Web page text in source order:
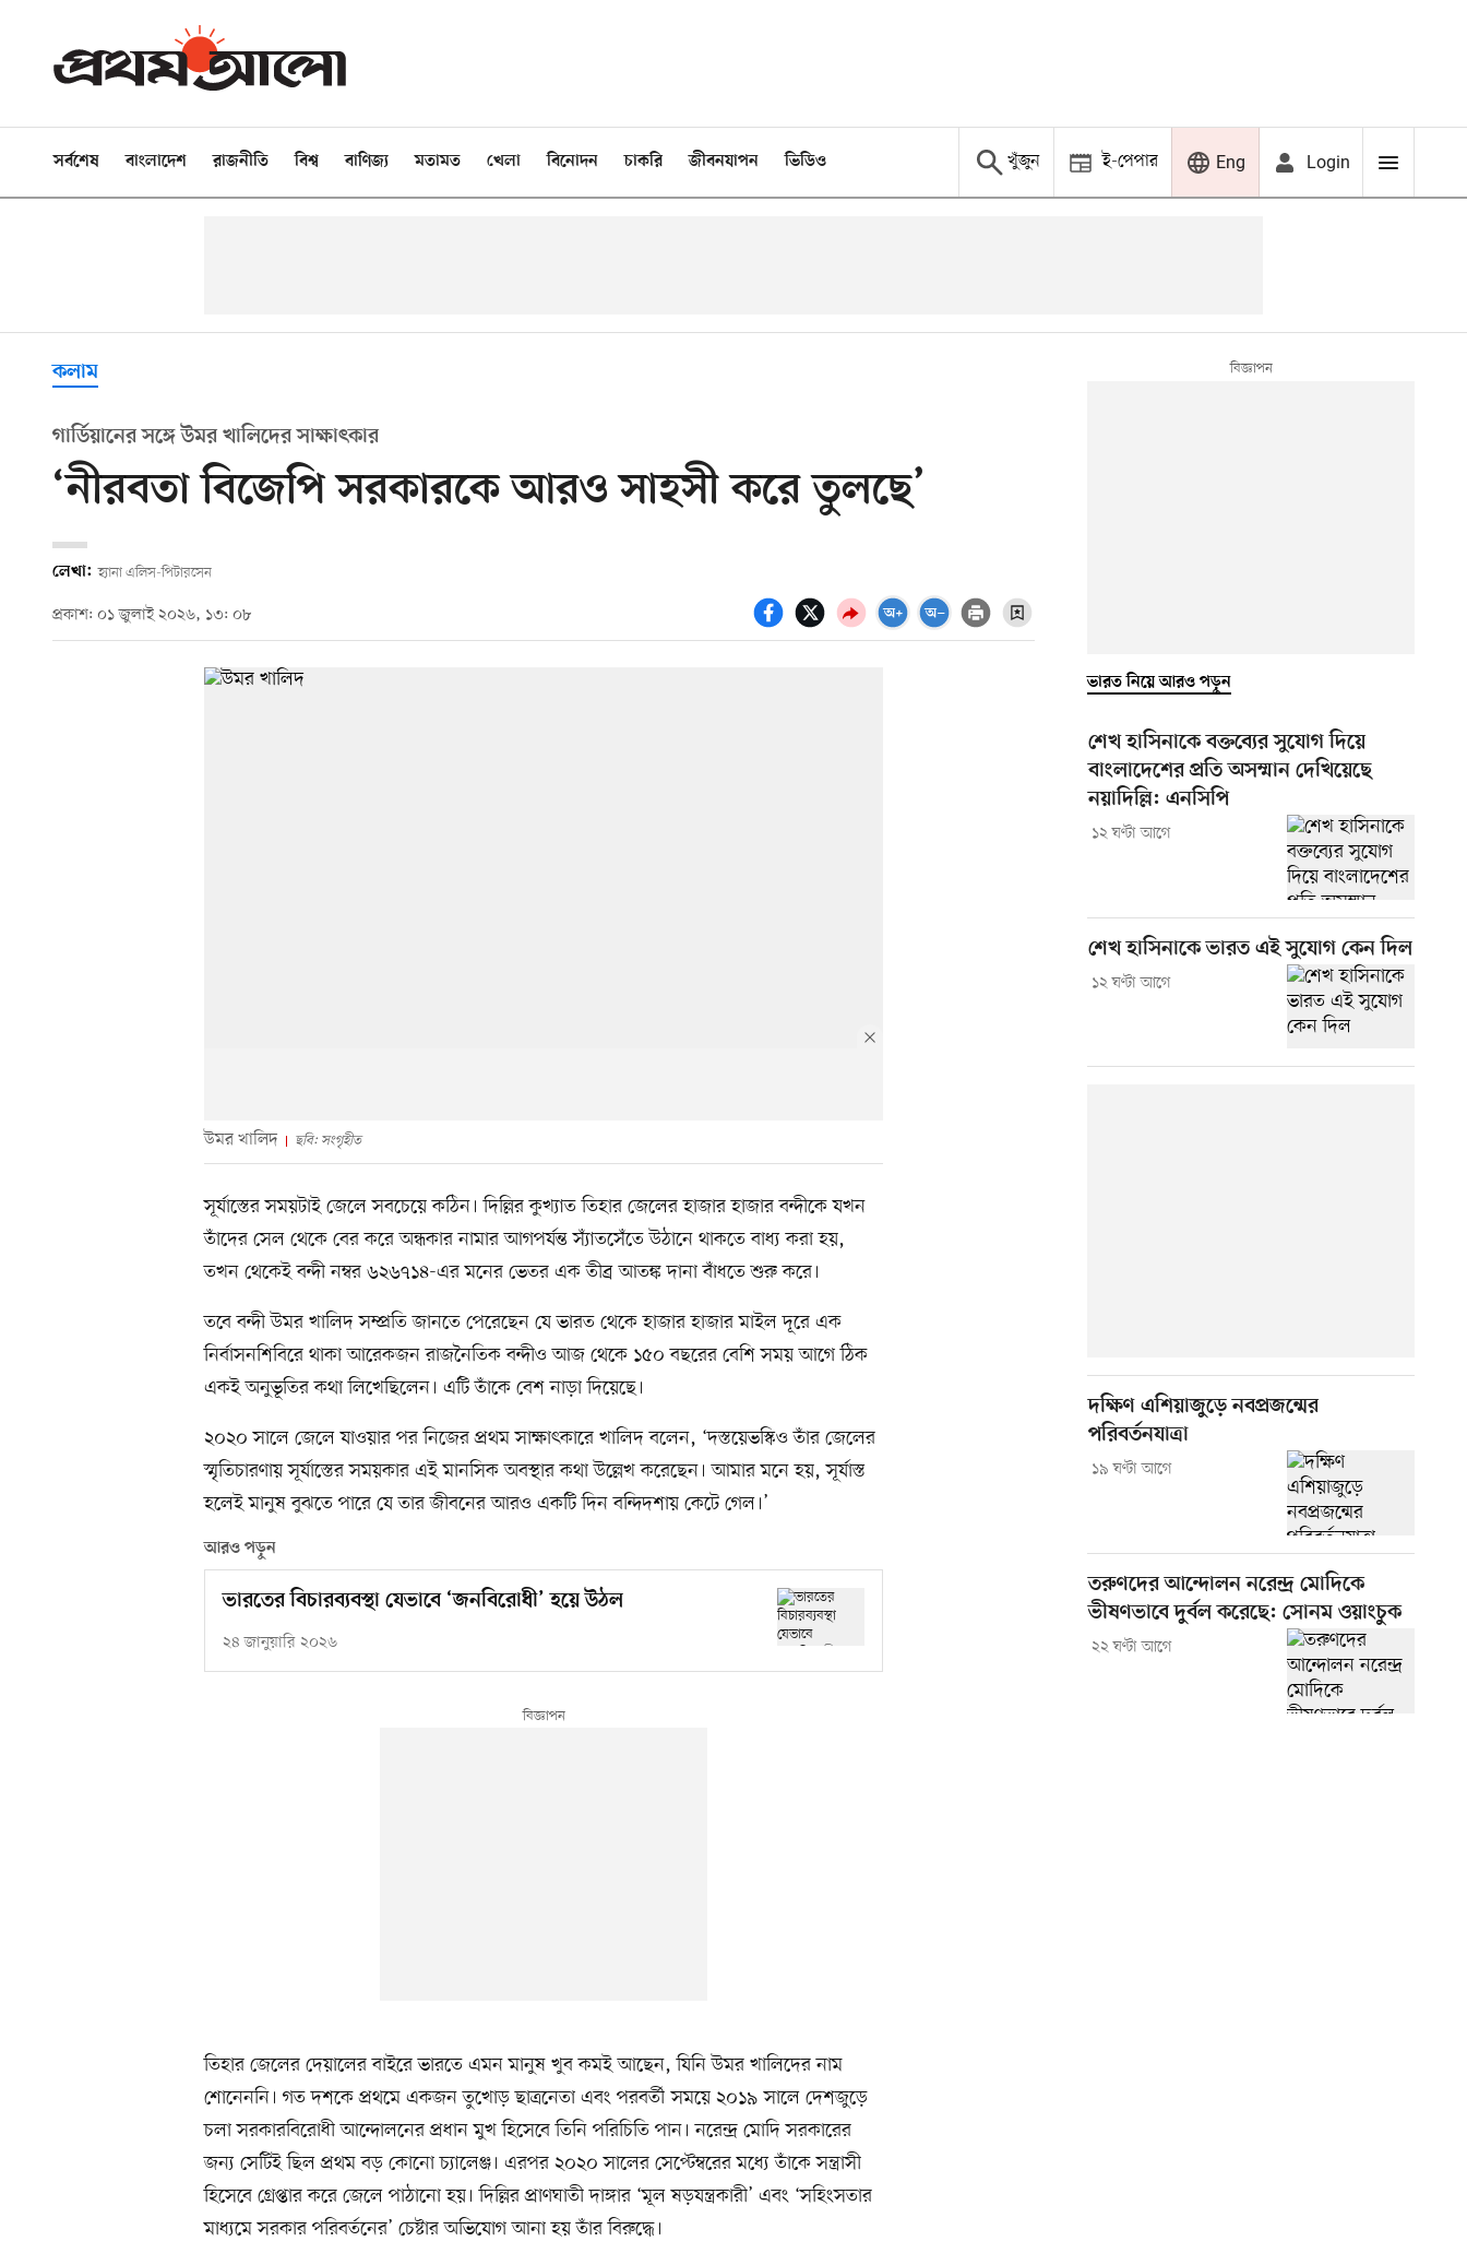
সর্বশেষ বাংলাদেশ রাজনীতি বিশ্ব বাণিজ্য মতামত খেলা বিনোদন চাকরি জীবনযাপন ভিডিও খুঁজুন ই-পেপার Eng Login
কলাম
গার্ডিয়ানের সঙ্গে উমর খালিদের সাক্ষাৎকার
‘নীরবতা বিজেপি সরকারকে আরও সাহসী করে তুলছে’
লেখা: হ্যানা এলিস-পিটারসেন
প্রকাশ: ০১ জুলাই ২০২৬, ১৩: ০৮
উমর খালিদ ছবি: সংগৃহীত
সূর্যাস্তের সময়টাই জেলে সবচেয়ে কঠিন। দিল্লির কুখ্যাত তিহার জেলের হাজার হাজার বন্দীকে যখন
তাঁদের সেল থেকে বের করে অন্ধকার নামার আগপর্যন্ত স্যাঁতসেঁতে উঠানে থাকতে বাধ্য করা হয়,
তখন থেকেই বন্দী নম্বর ৬২৬৭১৪-এর মনের ভেতর এক তীব্র আতঙ্ক দানা বাঁধতে শুরু করে।
তবে বন্দী উমর খালিদ সম্প্রতি জানতে পেরেছেন যে ভারত থেকে হাজার হাজার মাইল দূরে এক
নির্বাসনশিবিরে থাকা আরেকজন রাজনৈতিক বন্দীও আজ থেকে ১৫০ বছরের বেশি সময় আগে ঠিক
একই অনুভূতির কথা লিখেছিলেন। এটি তাঁকে বেশ নাড়া দিয়েছে।
২০২০ সালে জেলে যাওয়ার পর নিজের প্রথম সাক্ষাৎকারে খালিদ বলেন, ‘দস্তয়েভস্কিও তাঁর জেলের
স্মৃতিচারণায় সূর্যাস্তের সময়কার এই মানসিক অবস্থার কথা উল্লেখ করেছেন। আমার মনে হয়, সূর্যাস্ত
হলেই মানুষ বুঝতে পারে যে তার জীবনের আরও একটি দিন বন্দিদশায় কেটে গেল।’
আরও পড়ুন
ভারতের বিচারব্যবস্থা যেভাবে ‘জনবিরোধী’ হয়ে উঠল
২৪ জানুয়ারি ২০২৬
তিহার জেলের দেয়ালের বাইরে ভারতে এমন মানুষ খুব কমই আছেন, যিনি উমর খালিদের নাম
শোনেননি। গত দশকে প্রথমে একজন তুখোড় ছাত্রনেতা এবং পরবর্তী সময়ে ২০১৯ সালে দেশজুড়ে
চলা সরকারবিরোধী আন্দোলনের প্রধান মুখ হিসেবে তিনি পরিচিতি পান। নরেন্দ্র মোদি সরকারের
জন্য সেটিই ছিল প্রথম বড় কোনো চ্যালেঞ্জ। এরপর ২০২০ সালের সেপ্টেম্বরের মধ্যে তাঁকে সন্ত্রাসী
হিসেবে গ্রেপ্তার করে জেলে পাঠানো হয়। দিল্লির প্রাণঘাতী দাঙ্গার ‘মূল ষড়যন্ত্রকারী’ এবং ‘সহিংসতার
মাধ্যমে সরকার পরিবর্তনের’ চেষ্টার অভিযোগ আনা হয় তাঁর বিরুদ্ধে।
ভারত নিয়ে আরও পড়ুন
শেখ হাসিনাকে বক্তব্যের সুযোগ দিয়ে
বাংলাদেশের প্রতি অসম্মান দেখিয়েছে
নয়াদিল্লি: এনসিপি
১২ ঘণ্টা আগে
শেখ হাসিনাকে ভারত এই সুযোগ কেন দিল
১২ ঘণ্টা আগে
দক্ষিণ এশিয়াজুড়ে নবপ্রজন্মের
পরিবর্তনযাত্রা
১৯ ঘণ্টা আগে
তরুণদের আন্দোলন নরেন্দ্র মোদিকে
ভীষণভাবে দুর্বল করেছে: সোনম ওয়াংচুক
২২ ঘণ্টা আগে